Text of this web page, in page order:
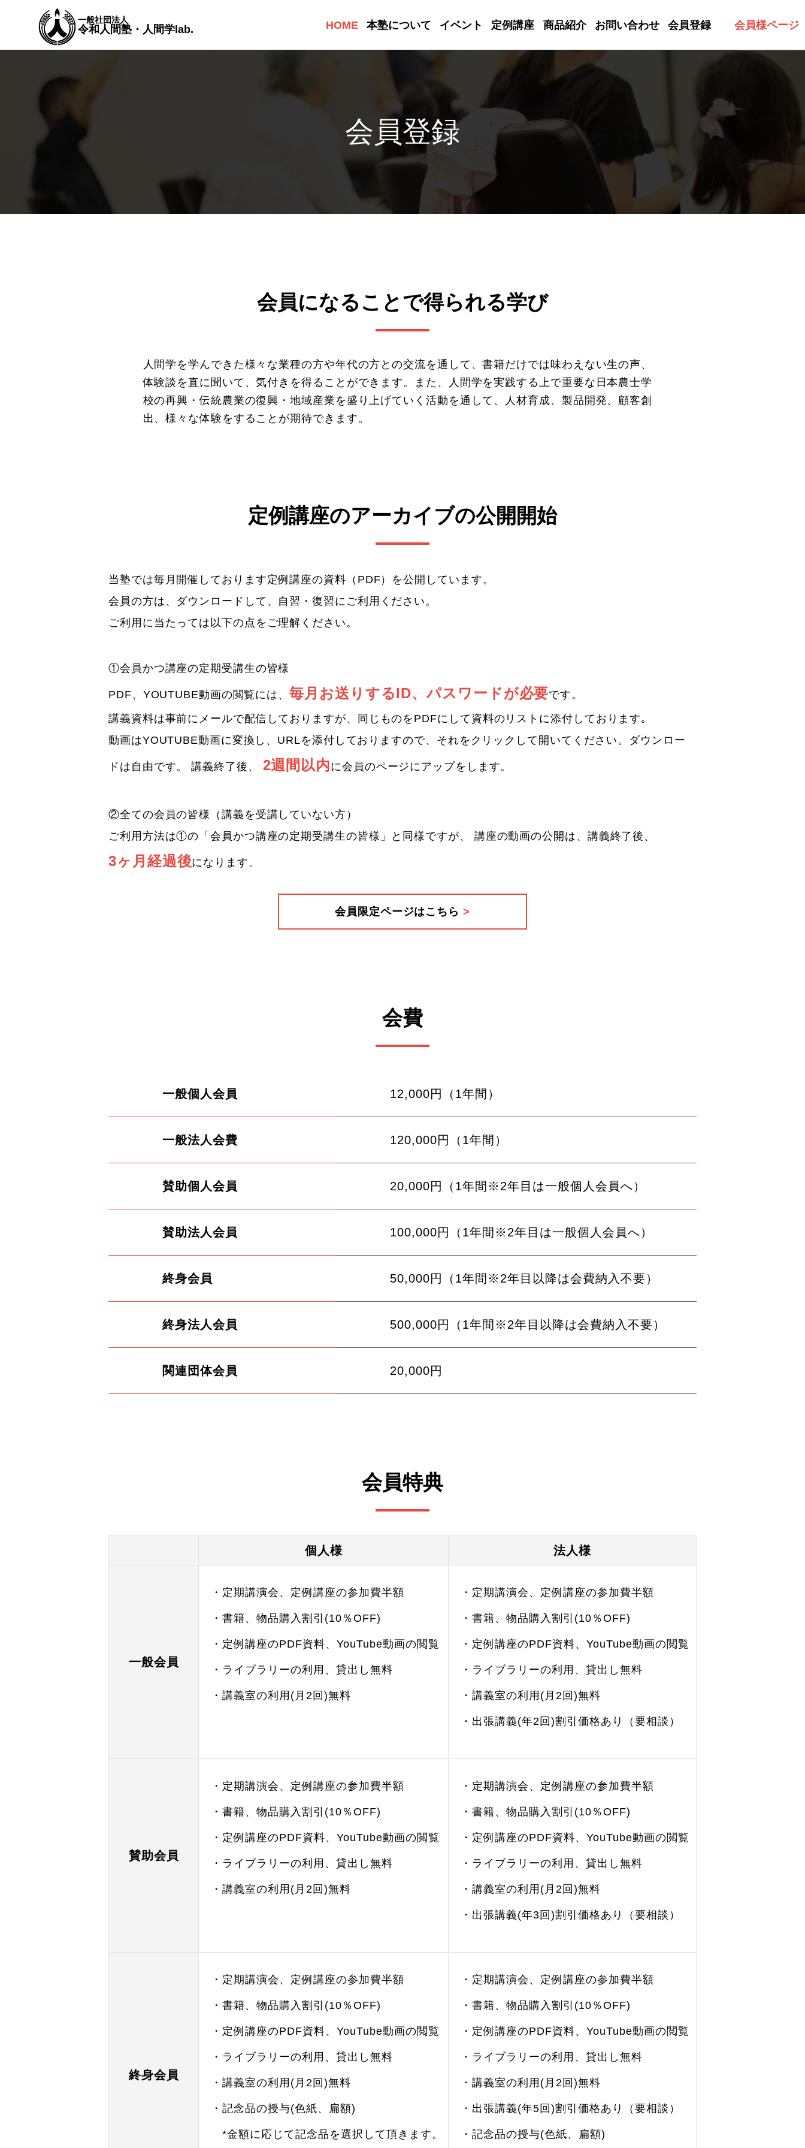
一般社団法人
令和人間塾・人間学lab. HOME 本塾について イベント 定例講座 商品紹介 お問い合わせ 会員登録 会員様ページ
会員登録
会員になることで得られる学び
人間学を学んできた様々な業種の方や年代の方との交流を通して、書籍だけでは味わえない生の声、
体験談を直に聞いて、気付きを得ることができます。また、人間学を実践する上で重要な日本農士学
校の再興・伝統農業の復興・地域産業を盛り上げていく活動を通して、人材育成、製品開発、顧客創
出、様々な体験をすることが期待できます。
定例講座のアーカイブの公開開始
当塾では毎月開催しております定例講座の資料（PDF）を公開しています。
会員の方は、ダウンロードして、自習・復習にご利用ください。
ご利用に当たっては以下の点をご理解ください。
①会員かつ講座の定期受講生の皆様
PDF、YOUTUBE動画の閲覧には、毎月お送りするID、パスワードが必要です。
講義資料は事前にメールで配信しておりますが、同じものをPDFにして資料のリストに添付しております｡
動画はYOUTUBE動画に変換し、URLを添付しておりますので、それをクリックして開いてください。ダウンロー
ドは自由です。 講義終了後、 2週間以内に会員のページにアップをします。
②全ての会員の皆様（講義を受講していない方）
ご利用方法は①の「会員かつ講座の定期受講生の皆様」と同様ですが、 講座の動画の公開は、講義終了後、
3ヶ月経過後になります。
会員限定ページはこちら >
会費
一般個人会員 12,000円（1年間）
一般法人会費 120,000円（1年間）
賛助個人会員 20,000円 （1年間※2年目は一般個人会員へ）
賛助法人会員 100,000円 （1年間※2年目は一般個人会員へ）
終身会員 50,000円 （1年間※2年目以降は会費納入不要）
終身法人会員 500,000円 （1年間※2年目以降は会費納入不要）
関連団体会員 20,000円
会員特典
個人様 法人様
一般会員
・定期講演会、定例講座の参加費半額
・書籍、物品購入割引(10％OFF)
・定例講座のPDF資料、YouTube動画の閲覧
・ライブラリーの利用、貸出し無料
・講義室の利用(月2回)無料
・定期講演会、定例講座の参加費半額
・書籍、物品購入割引(10％OFF)
・定例講座のPDF資料、YouTube動画の閲覧
・ライブラリーの利用、貸出し無料
・講義室の利用(月2回)無料
・出張講義(年2回)割引価格あり（要相談）
賛助会員
・定期講演会、定例講座の参加費半額
・書籍、物品購入割引(10％OFF)
・定例講座のPDF資料、YouTube動画の閲覧
・ライブラリーの利用、貸出し無料
・講義室の利用(月2回)無料
・定期講演会、定例講座の参加費半額
・書籍、物品購入割引(10％OFF)
・定例講座のPDF資料、YouTube動画の閲覧
・ライブラリーの利用、貸出し無料
・講義室の利用(月2回)無料
・出張講義(年3回)割引価格あり（要相談）
終身会員
・定期講演会、定例講座の参加費半額
・書籍、物品購入割引(10％OFF)
・定例講座のPDF資料、YouTube動画の閲覧
・ライブラリーの利用、貸出し無料
・講義室の利用(月2回)無料
・記念品の授与(色紙、扁額)
*金額に応じて記念品を選択して頂きます。
・定期講演会、定例講座の参加費半額
・書籍、物品購入割引(10％OFF)
・定例講座のPDF資料、YouTube動画の閲覧
・ライブラリーの利用、貸出し無料
・講義室の利用(月2回)無料
・出張講義(年5回)割引価格あり（要相談）
・記念品の授与(色紙、扁額)